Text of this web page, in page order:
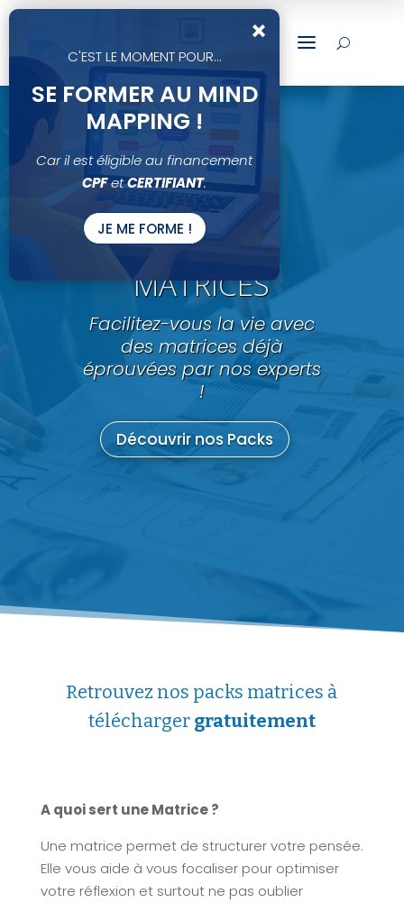
a U
NOS PACKS
MATRICES
Facilitez-vous la vie avec
des matrices déjà
éprouvées par nos experts
!
Découvrir nos Packs
Retrouvez nos packs matrices à
télécharger gratuitement
A quoi sert une Matrice ?
Une matrice permet de structurer votre pensée.
Elle vous aide à vous focaliser pour optimiser
votre réflexion et surtout ne pas oublier
×
C'EST LE MOMENT POUR...
SE FORMER AU MIND
MAPPING !
Car il est éligible au financement
CPFetCERTIFIANT.
JE ME FORME !